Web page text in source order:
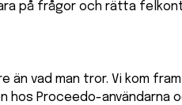
på frågor och rätta
vad man tror. Vi kom
hos Proceedo-användarna